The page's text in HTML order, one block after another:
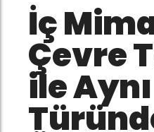
İç
Çevre
ile